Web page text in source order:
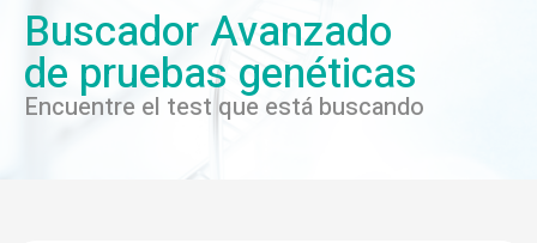
Buscador Avanzado
de pruebas genéticas
Encuentre el test que está buscando